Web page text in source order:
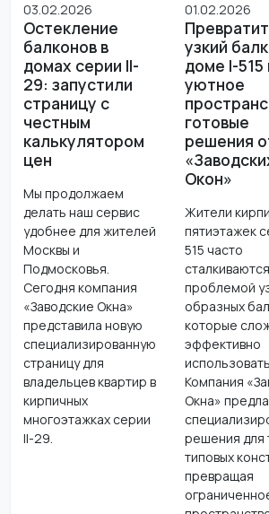
03.02.2026
Остекление
балконов в
домах серии II-
29: запустили
страницу с
честным
калькулятором
цен
Мы продолжаем
делать наш сервис
удобнее для жителей
Москвы и
Подмосковья.
Сегодня компания
«Заводские Окна»
представила новую
специализированную
страницу для
владельцев квартир в
кирпичных
многоэтажках серии
II-29.
01.02.2026
узкий
доме I-515
уютное
готовые
решения
Окон»
Жители
пятиэтажек
515 часто
проблемой
образных
которые
эффективно
Компания
Окна»
решения для
типовых
превращая